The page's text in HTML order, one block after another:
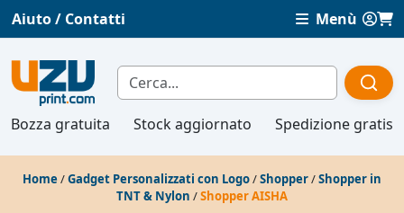
Aiuto / Contatti Menù
Bozza gratuita Stock aggiornato Spedizione gratis
Home /Gadget Personalizzati con Logo/Shopper/Shopper in
TNT & Nylon /Shopper AISHA